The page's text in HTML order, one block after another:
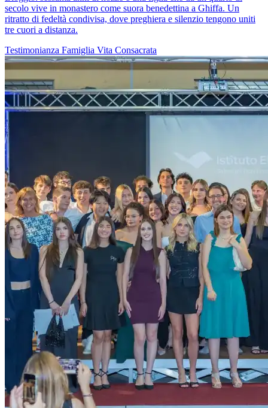
secolo vive in monastero come suora benedettina a Ghiffa. Un
ritratto di fedeltà condivisa, dove preghiera e silenzio tengono uniti
tre cuori a distanza.
Testimonianza Famiglia Vita Consacrata